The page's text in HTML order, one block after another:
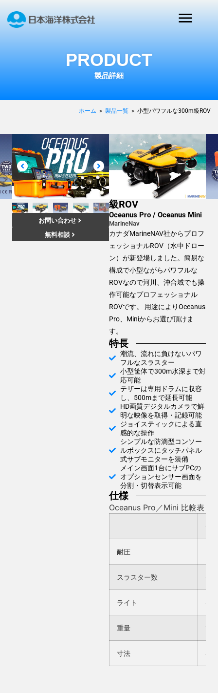
PRODUCT
製品詳細
ホーム > 製品一覧 > 小型パワフルな300m級ROV
お問い合わせ
無料相談
調査, 探査・探索, 観測・
モニタリング, 無人化・省
人化, 海洋開発・安全運航,
救難救助・災害救助, 防
衛・監視
小型パワフルな300m
級ROV
Oceanus Pro / Oceanus Mini
MarineNav
カナダMarineNAV社からプロフ
ェッショナルROV（水中ドロー
ン）が新登場しました。簡易な
構成で小型ながらパワフルな
ROVなので河川、沖合域でも操
作可能なプロフェッショナル
ROVです。 用途によりOceanus
Pro、Miniからお選び頂けま
す。
特長
潮流、流れに負けないパワ
フルなスラスター
小型筐体で300m水深まで対
応可能
テザーは専用ドラムに収容
し、500mまで延長可能
HD画質デジタルカメラで鮮
明な映像を取得・記録可能
ジョイスティックによる直
感的な操作
シンプルな防滴型コンソー
ルボックスにタッチパネル
式サブモニターを装備
メイン画面1台にサブPCの
オプションセンサー画面を
分割・切替表示可能
仕様
Oceanus Pro／Mini 比較表
耐圧
スラスター数
ライト 4個
重量
寸法